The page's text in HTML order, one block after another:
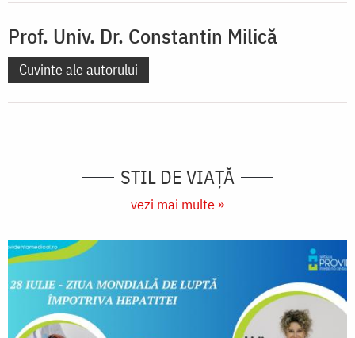
Prof. Univ. Dr. Constantin Milică
Cuvinte ale autorului
STIL DE VIAŢĂ
vezi mai multe »